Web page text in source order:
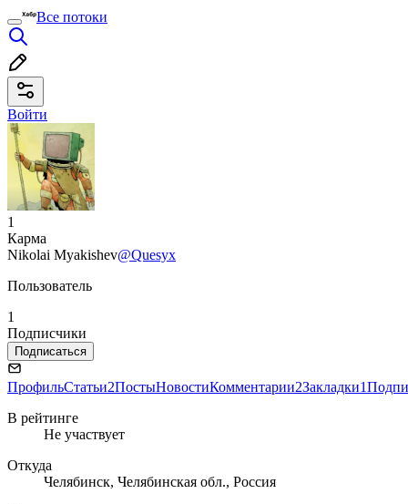
Все потоки
Войти
1
Карма
Nikolai Myakishev@Quesyx
Пользователь
1
Подписчики
Подписаться
ПрофильСтатьи2ПостыНовостиКомментарии2Закладки1
В рейтинге
Не участвует
Откуда
Челябинск, Челябинская обл., Россия